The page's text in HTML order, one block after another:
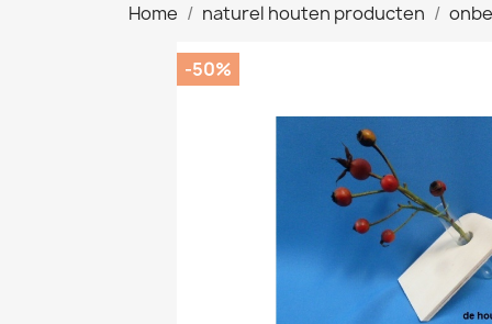
Home naturel houten producten
-50%